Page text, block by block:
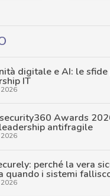
digitale e AI: le sfide
IT
Awards
antifragile
perché la vera
quando i sistemi